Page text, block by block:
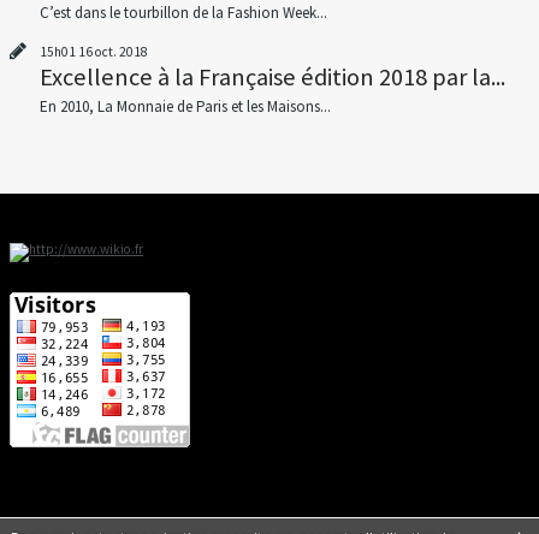
C’est dans le tourbillon de la Fashion Week...
15h01 16oct. 2018
Excellence à la Française édition 2018 par la...
En 2010, La Monnaie de Paris et les Maisons...